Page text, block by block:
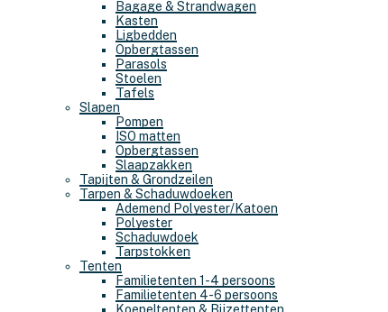
Bagage & Strandwagen
Kasten
Ligbedden
Opbergtassen
Parasols
Stoelen
Tafels
Slapen
Pompen
ISO matten
Opbergtassen
Slaapzakken
Tapijten & Grondzeilen
Tarpen & Schaduwdoeken
Ademend Polyester/Katoen
Polyester
Schaduwdoek
Tarpstokken
Tenten
Familietenten 1-4 persoons
Familietenten 4-6 persoons